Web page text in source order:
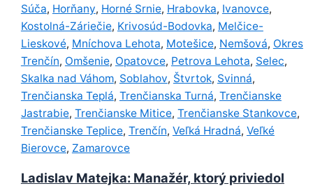
Súča, Horňany, Horné Srnie, Hrabovka, Ivanovce,
Kostolná-Záriečie, Krivosúd-Bodovka, Melčice-
Lieskové, Mníchova Lehota, Motešice, Nemšová, Okres
Trenčín, Omšenie, Opatovce, Petrova Lehota, Selec,
Skalka nad Váhom, Soblahov, Štvrtok, Svinná,
Trenčianska Teplá, Trenčianska Turná, Trenčianske
Jastrabie, Trenčianske Mitice, Trenčianske Stankovce,
Trenčianske Teplice, Trenčín, Veľká Hradná, Veľké
Bierovce, Zamarovce
Ladislav Matejka: Manažér, ktorý priviedol